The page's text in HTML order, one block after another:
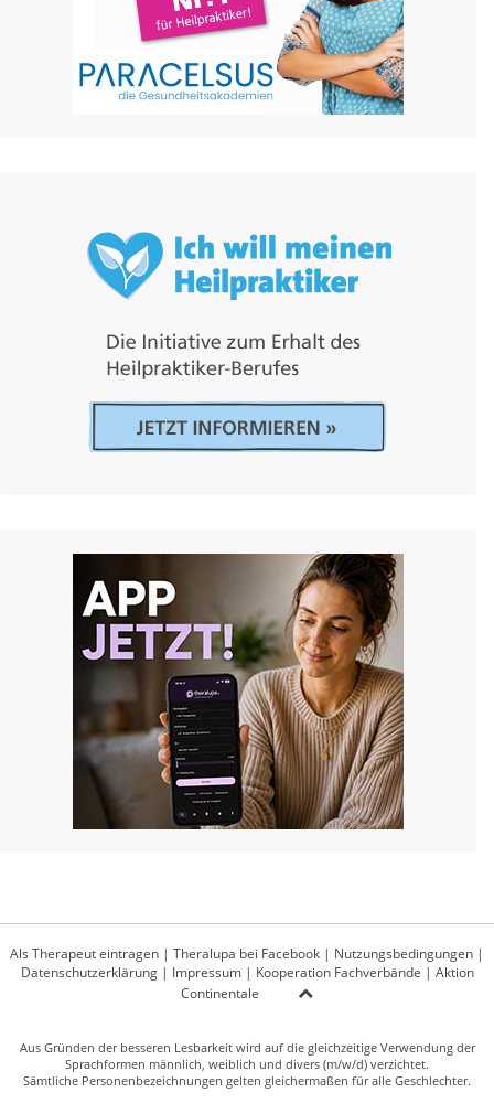
Als Therapeut eintragen | Theralupa bei Facebook | Nutzungsbedingungen |
Datenschutzerklärung| Impressum| Kooperation Fachverbände | Aktion
Continentale
Aus Gründen der besseren Lesbarkeit wird auf die gleichzeitige Verwendung der
Sprachformen männlich, weiblich und divers (m/w/d) verzichtet.
Sämtliche Personenbezeichnungen gelten gleichermaßen für alle Geschlechter.